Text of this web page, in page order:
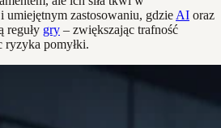
zastosowaniu, gdzie AI oraz
reguły gry – zwiększając trafność
ryzyka pomyłki.